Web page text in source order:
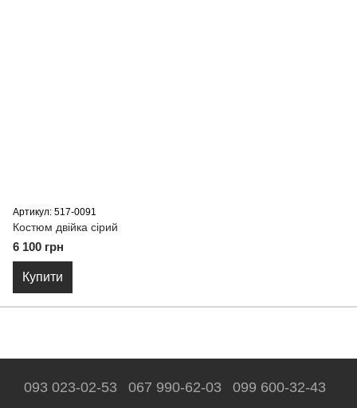
Артикул: 517-0091
Костюм двійка сірий
6 100 грн
Купити
093 023-02-53 067 990-62-03 099 600-32-43